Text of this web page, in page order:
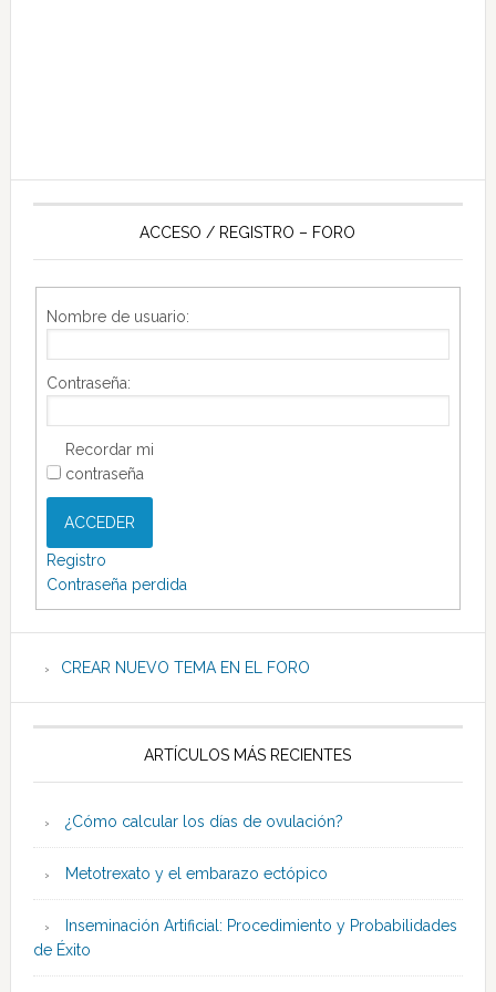
ACCESO / REGISTRO – FORO
Nombre de usuario:
Contraseña:
Recordar mi
contraseña
ACCEDER
Registro
Contraseña perdida
CREAR NUEVO TEMA EN EL FORO
ARTÍCULOS MÁS RECIENTES
¿Cómo calcular los días de ovulación?
Metotrexato y el embarazo ectópico
Inseminación Artificial: Procedimiento y Probabilidades
de Éxito